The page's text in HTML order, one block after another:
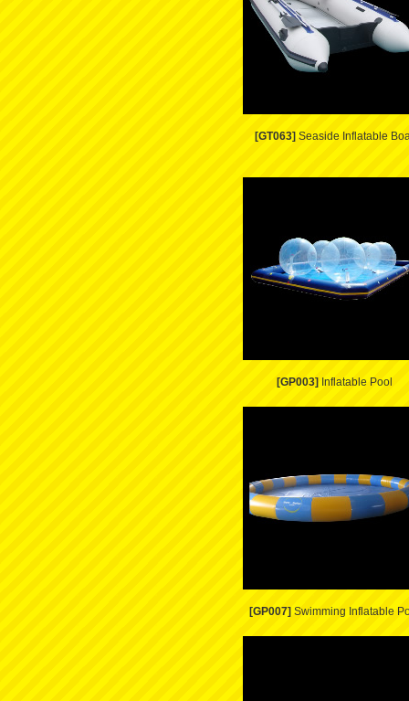
[GT063] Seaside Inflatable
[GP003] Inflatable Pool
[GP007] Swimming Inflatable